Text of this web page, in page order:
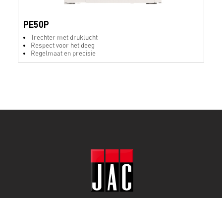
PE50P
Trechter met druklucht
Respect voor het deeg
Regelmaat en precisie